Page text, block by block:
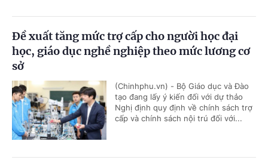
Đề xuất tăng mức trợ cấp cho người học đại
học, giáo dục nghề nghiệp theo mức lương cơ
sở
(Chinhphu.vn) - Bộ Giáo dục và Đào
tạo đang lấy ý kiến đối với dự thảo
Nghị định quy định về chính sách trợ
cấp và chính sách nội trú đối với...